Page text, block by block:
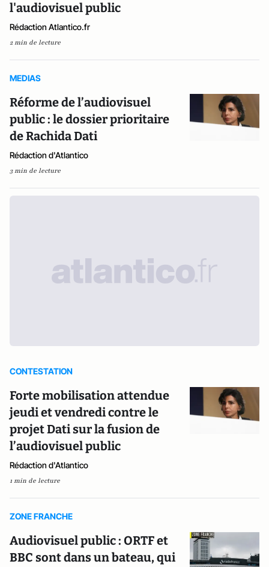
l'audiovisuel public
Rédaction Atlantico.fr
2 min de lecture
MEDIAS
Réforme de l’audiovisuel
public : le dossier prioritaire
de Rachida Dati
Rédaction d'Atlantico
3 min de lecture
CONTESTATION
Forte mobilisation attendue
jeudi et vendredi contre le
projet Dati sur la fusion de
l’audiovisuel public
Rédaction d'Atlantico
1 min de lecture
ZONE FRANCHE
Audiovisuel public : ORTF et
BBC sont dans un bateau, qui